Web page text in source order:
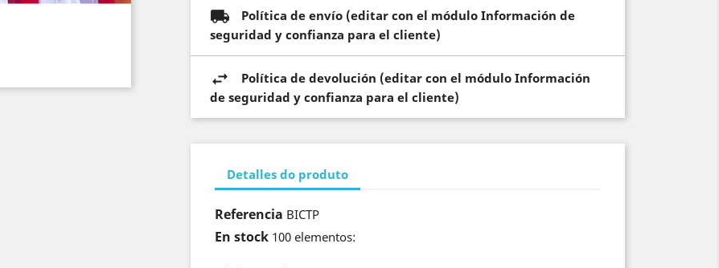
Política de envío (editar con el módulo Información de
seguridad y confianza para el cliente)
Política de devolución (editar con el módulo Información
de seguridad y confianza para el cliente)
Detalles do produto
Referencia BICTP
En stock 100 elementos: